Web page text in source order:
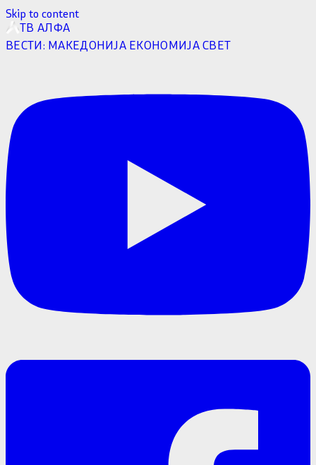
Skip to content
ТВ АЛФА
ВЕСТИ: МАКЕДОНИЈА ЕКОНОМИЈАСВЕТ